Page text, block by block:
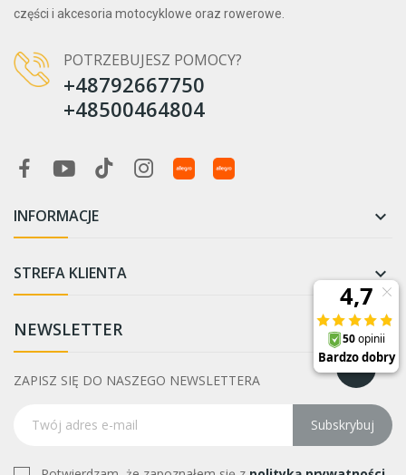
części i akcesoria motocyklowe oraz rowerowe.
POTRZEBUJESZ POMOCY?
+48792667750
+48500464804
INFORMACJE 
STREFA KLIENTA 
NEWSLETTER
ZAPISZ SIĘ DO NASZEGO NEWSLETTERA
Subskrybuj